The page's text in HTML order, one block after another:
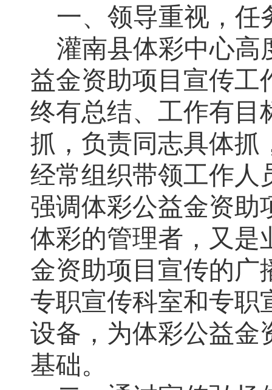
一、领导重视 ， 任
灌南县体彩中心高
益金资助项目宣传工
终有总结、工作有目
抓， 负责同志具体抓
经常组织带领工作人
强调体彩公益金资助
体彩的管理者，又是
金资助项目宣传的广
专职宣传科室和专职
设备，为体彩公益金
基础。